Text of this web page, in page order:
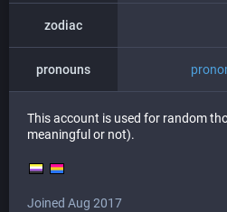
zodiac
pronouns
This account is used for random
meaningful or not).
Joined Aug 2017